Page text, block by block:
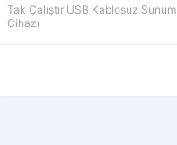
Tak Çalıştır USB Kablosuz Sunum
Cihazı